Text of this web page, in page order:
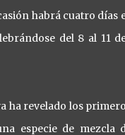
habrá cuatro días
del 8 al 11
ha revelado los
especie de mezcla